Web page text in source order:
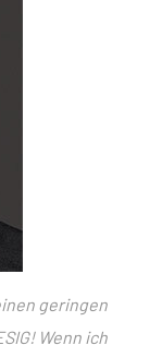
geringen
Wenn ich